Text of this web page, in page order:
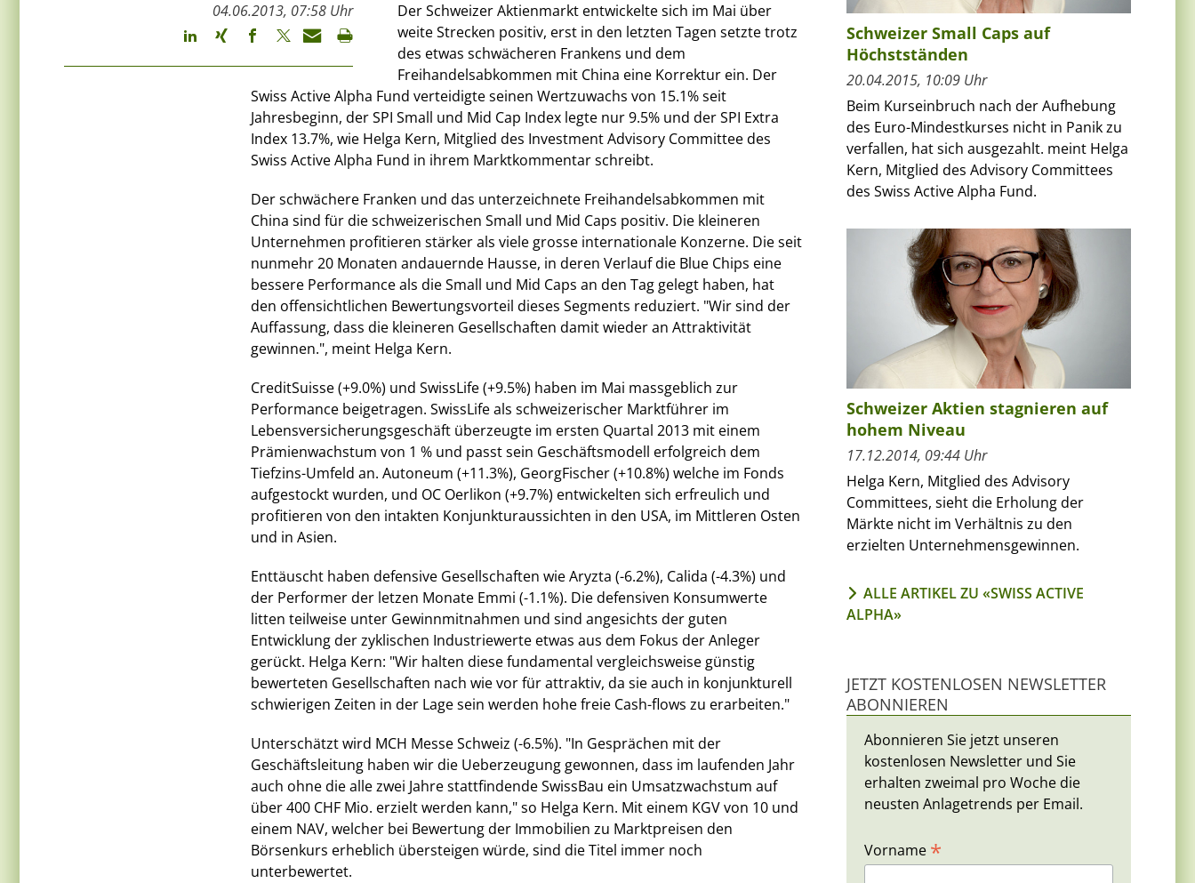
04.06.2013, 07:58 Uhr
Der Schweizer Aktienmarkt entwickelte sich im Mai über
weite Strecken positiv, erst in den letzten Tagen setzte trotz
des etwas schwächeren Frankens und dem
Freihandelsabkommen mit China eine Korrektur ein. Der
Swiss Active Alpha Fund verteidigte seinen Wertzuwachs von 15.1% seit
Jahresbeginn, der SPI Small und Mid Cap Index legte nur 9.5% und der SPI Extra
Index 13.7%, wie Helga Kern, Mitglied des Investment Advisory Committee des
Swiss Active Alpha Fund in ihrem Marktkommentar schreibt.
Der schwächere Franken und das unterzeichnete Freihandelsabkommen mit
China sind für die schweizerischen Small und Mid Caps positiv. Die kleineren
Unternehmen profitieren stärker als viele grosse internationale Konzerne. Die seit
nunmehr 20 Monaten andauernde Hausse, in deren Verlauf die Blue Chips eine
bessere Performance als die Small und Mid Caps an den Tag gelegt haben, hat
den offensichtlichen Bewertungsvorteil dieses Segments reduziert. "Wir sind der
Auffassung, dass die kleineren Gesellschaften damit wieder an Attraktivität
gewinnen.", meint Helga Kern.
CreditSuisse (+9.0%) und SwissLife (+9.5%) haben im Mai massgeblich zur
Performance beigetragen. SwissLife als schweizerischer Marktführer im
Lebensversicherungsgeschäft überzeugte im ersten Quartal 2013 mit einem
Prämienwachstum von 1 % und passt sein Geschäftsmodell erfolgreich dem
Tiefzins-Umfeld an. Autoneum (+11.3%), GeorgFischer (+10.8%) welche im Fonds
aufgestockt wurden, und OC Oerlikon (+9.7%) entwickelten sich erfreulich und
profitieren von den intakten Konjunkturaussichten in den USA, im Mittleren Osten
und in Asien.
Enttäuscht haben defensive Gesellschaften wie Aryzta (-6.2%), Calida (-4.3%) und
der Performer der letzen Monate Emmi (-1.1%). Die defensiven Konsumwerte
litten teilweise unter Gewinnmitnahmen und sind angesichts der guten
Entwicklung der zyklischen Industriewerte etwas aus dem Fokus der Anleger
gerückt. Helga Kern: "Wir halten diese fundamental vergleichsweise günstig
bewerteten Gesellschaften nach wie vor für attraktiv, da sie auch in konjunkturell
schwierigen Zeiten in der Lage sein werden hohe freie Cash-flows zu erarbeiten."
Unterschätzt wird MCH Messe Schweiz (-6.5%). "In Gesprächen mit der
Geschäftsleitung haben wir die Ueberzeugung gewonnen, dass im laufenden Jahr
auch ohne die alle zwei Jahre stattfindende SwissBau ein Umsatzwachstum auf
über 400 CHF Mio. erzielt werden kann," so Helga Kern. Mit einem KGV von 10 und
einem NAV, welcher bei Bewertung der Immobilien zu Marktpreisen den
Börsenkurs erheblich übersteigen würde, sind die Titel immer noch
unterbewertet.
Schweizer Small Caps auf
Höchstständen
20.04.2015, 10:09 Uhr
Beim Kurseinbruch nach der Aufhebung
des Euro-Mindestkurses nicht in Panik zu
verfallen, hat sich ausgezahlt. meint Helga
Kern, Mitglied des Advisory Committees
des Swiss Active Alpha Fund.
Schweizer Aktien stagnieren auf
hohem Niveau
17.12.2014, 09:44 Uhr
Helga Kern, Mitglied des Advisory
Committees, sieht die Erholung der
Märkte nicht im Verhältnis zu den
erzielten Unternehmensgewinnen.
ALLE ARTIKEL ZU «SWISS ACTIVE
ALPHA»
JETZT KOSTENLOSEN NEWSLETTER
ABONNIEREN
Abonnieren Sie jetzt unseren
kostenlosen Newsletter und Sie
erhalten zweimal pro Woche die
neusten Anlagetrends per Email.
Vorname *